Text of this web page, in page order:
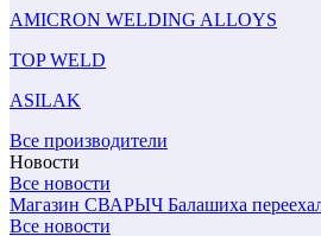
AMICRON WELDING ALLOYS
TOP WELD
ASILAK
Все производители
Новости
Все новости
Магазин СВАРЫЧ Балашиха
Все новости